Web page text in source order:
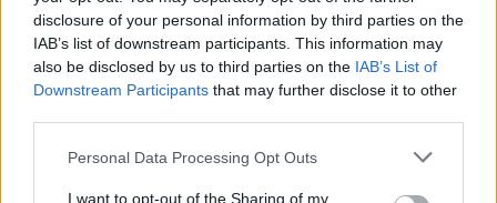
disclosure of your personal information by third parties on the
IAB’s list of downstream participants. This information may
also be disclosed by us to third parties on the IAB’s List of
Downstream Participants that may further disclose it to other
Please note that this website/app uses one or more Google
not limited to your visit or usage behaviour. You may click to
Personal Data Processing Opt Outs
I want to opt-out of the Sharing of my